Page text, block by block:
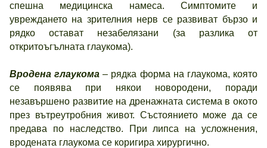
спешна медицинска намеса. Симптомите и
увреждането на зрителния нерв се развиват бързо и
рядко остават незабелязани (за разлика от
откритоъгълната глаукома).
Вродена глаукома– рядка форма на глаукома, която
се появява при някои новородени, поради
незавършено развитие на дренажната система в окото
през вътреутробния живот. Състоянието може да се
предава по наследство. При липса на усложнения,
вродената глаукома се коригира хирургично.